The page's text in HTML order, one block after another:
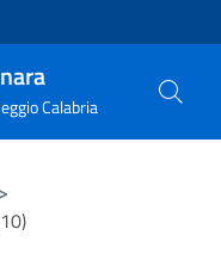
Calabria
>